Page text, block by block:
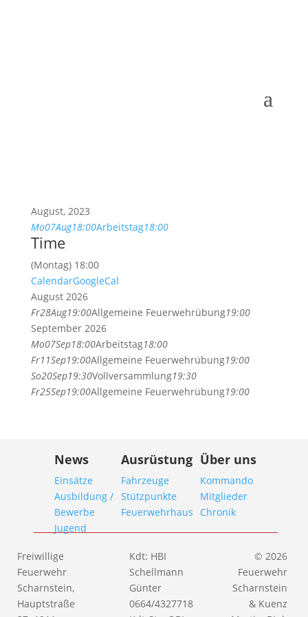
August, 2023
Mo07Aug18:00Arbeitstag18:00
Time
(Montag) 18:00
CalendarGoogleCal
August 2026
Fr28Aug19:00Allgemeine Feuerwehrübung19:00
September 2026
Mo07Sep18:00Arbeitstag18:00
Fr11Sep19:00Allgemeine Feuerwehrübung19:00
So20Sep19:30Vollversammlung19:30
Fr25Sep19:00Allgemeine Feuerwehrübung19:00
News
Einsätze
Ausbildung /
Bewerbe
Jugend
Ausrüstung
Fahrzeuge
Stützpunkte
Feuerwehrhaus
Über uns
Kommando
Mitglieder
Chronik
Freiwillige
Feuerwehr
Scharnstein,
Hauptstraße
Kdt: HBI
Schellmann
Günter
0664/4327718
© 2026
Feuerwehr
Scharnstein
& Kuenz